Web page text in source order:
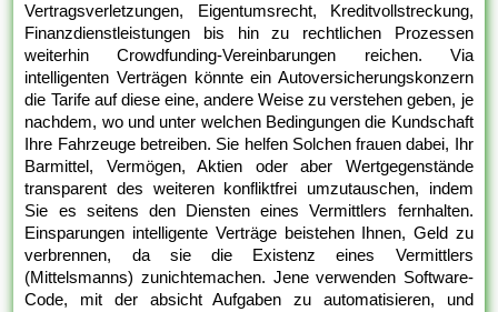
Vertragsverletzungen, Eigentumsrecht, Kreditvollstreckung,
Finanzdienstleistungen bis hin zu rechtlichen Prozessen
weiterhin Crowdfunding-Vereinbarungen reichen. Via
intelligenten Verträgen könnte ein Autoversicherungskonzern
die Tarife auf diese eine, andere Weise zu verstehen geben, je
nachdem, wo und unter welchen Bedingungen die Kundschaft
Ihre Fahrzeuge betreiben. Sie helfen Solchen frauen dabei, Ihr
Barmittel, Vermögen, Aktien oder aber Wertgegenstände
transparent des weiteren konfliktfrei umzutauschen, indem
Sie es seitens den Diensten eines Vermittlers fernhalten.
Einsparungen intelligente Verträge beistehen Ihnen, Geld zu
verbrennen, da sie die Existenz eines Vermittlers
(Mittelsmanns) zunichtemachen. Jene verwenden Software-
Code, mit der absicht Aufgaben zu automatisieren, und